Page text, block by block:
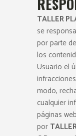
TALLER
se
por parte
los
Usuario el
modo,
cualquier
páginas
por